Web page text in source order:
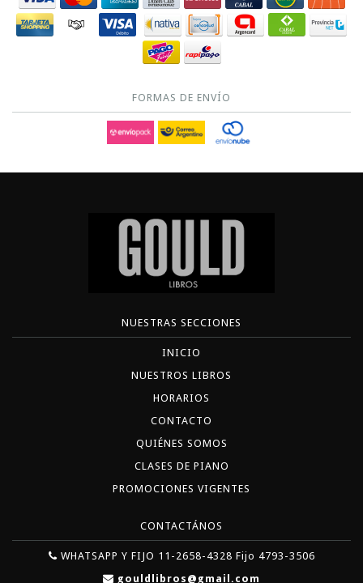
FORMAS DE ENVÍO
NUESTRAS SECCIONES
INICIO
NUESTROS LIBROS
HORARIOS
CONTACTO
QUIÉNES SOMOS
CLASES DE PIANO
PROMOCIONES VIGENTES
CONTACTÁNOS
WHATSAPP Y FIJO 11-2658-4328 Fijo 4793-3506
gouldlibros@gmail.com